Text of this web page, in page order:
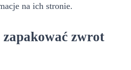
na ich stronie.
zwrot